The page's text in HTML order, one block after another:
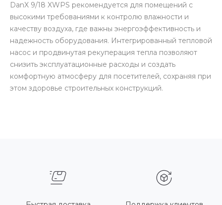
DanX 9/18 XWPS рекомендуется для помещений с
высокими требованиями к контролю влажности и
качеству воздуха, где важны энергоэффективность и
надежность оборудования. Интегрированный тепловой
насос и продвинутая рекуперация тепла позволяют
снизить эксплуатационные расходы и создать
комфортную атмосферу для посетителей, сохраняя при
этом здоровье строительных конструкций.